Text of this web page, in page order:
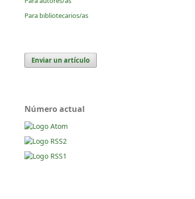
Para bibliotecarios/as
Enviar un artículo
Número actual